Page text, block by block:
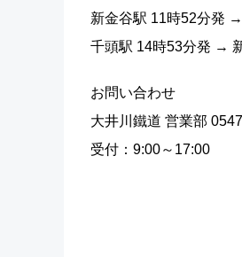
新金谷駅 11時52分発
千頭駅 14時53分発 →
お問い合わせ
大井川鐵道 営業部
受付：9:00～17:00